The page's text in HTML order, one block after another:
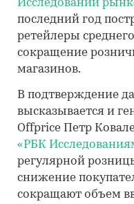
Исследований
последний год
ретейлеры
сокращение
магазинов.
В подтверждение
высказывается и
Offprice Петр
«РБК
регулярной
снижение
сокращают объем